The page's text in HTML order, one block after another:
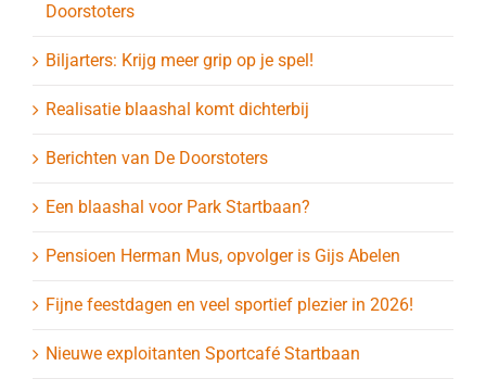
Doorstoters
Biljarters: Krijg meer grip op je spel!
Realisatie blaashal komt dichterbij
Berichten van De Doorstoters
Een blaashal voor Park Startbaan?
Pensioen Herman Mus, opvolger is Gijs Abelen
Fijne feestdagen en veel sportief plezier in 2026!
Nieuwe exploitanten Sportcafé Startbaan